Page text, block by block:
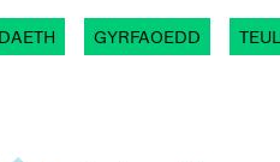
GYRFAOEDD